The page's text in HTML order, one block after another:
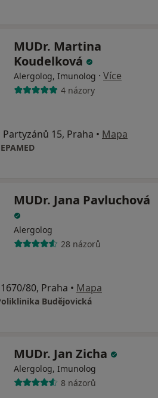
MUDr. Martina
Koudelková
Alergolog, Imunolog · Více
4 názory
Partyzánů 15, Praha • Mapa
MUDr. Jana Pavluchová
Alergolog
28 názorů
80, Praha • Mapa
Budějovická
MUDr. Jan Zicha
Alergolog, Imunolog
8 názorů